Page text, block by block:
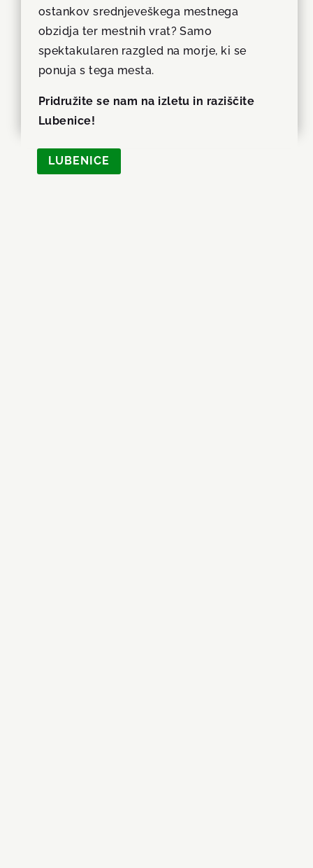
ostankov srednjeveškega mestnega
obzidja ter mestnih vrat? Samo
spektakularen razgled na morje, ki se
ponuja s tega mesta.
Pridružite se nam na izletu in raziščite
Lubenice!
LUBENICE